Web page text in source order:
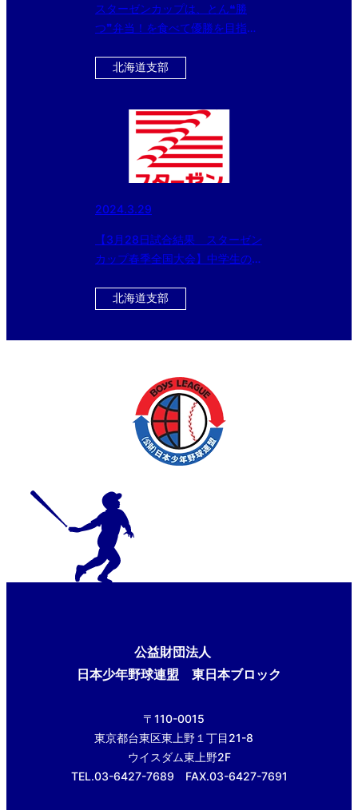
スターゼンカップは、とん❝勝
つ❞弁当！を食べて優勝を目指そ
北海道支部
2024.3.29
【3月28日試合結果 スターゼン
カップ春季全国大会】中学生の部
4が出揃う！！
北海道支部
公益財団法人
日本少年野球連盟 東日本ブロック
〒110-0015
東京都台東区東上野１丁目21-8
ウイスダム東上野2F
TEL.03-6427-7689 FAX.03-6427-7691